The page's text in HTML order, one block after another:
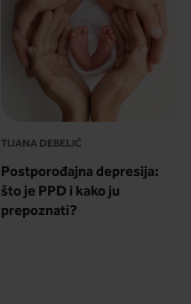
TIJANA DEBELIĆ
Postporođajna depresija:
što je PPD i kako ju
prepoznati?